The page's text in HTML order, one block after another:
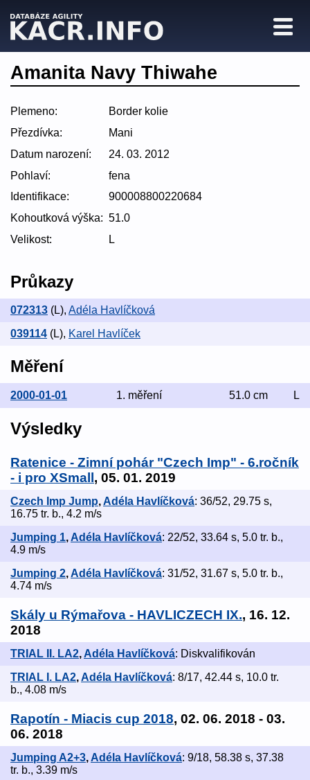
Amanita Navy Thiwahe
Plemeno:
Border kolie
Přezdívka:
Mani
Datum narození:
24. 03. 2012
Pohlaví:
fena
Identifikace:
900008800220684
Kohoutková výška: 51.0
Velikost:
L
Průkazy
072313 (L), Adéla Havlíčková
039114 (L), Karel Havlíček
Měření
2000-01-01 1. měření 51.0 cm L
Výsledky
Ratenice - Zimní pohár "Czech Imp" - 6.ročník
- i pro XSmall , 05. 01. 2019
Czech Imp Jump,Adéla Havlíčková: 36/52, 29.75 s,
16.75 tr. b., 4.2 m/s
Jumping 1, Adéla Havlíčková: 22/52, 33.64 s, 5.0 tr. b.,
4.9 m/s
Jumping 2,Adéla Havlíčková: 31/52, 31.67 s, 5.0 tr. b.,
4.74 m/s
Skály u Rýmařova - HAVLICZECH IX., 16. 12.
2018
TRIAL II. LA2, Adéla Havlíčková: Diskvalifikován
TRIAL I. LA2,Adéla Havlíčková: 8/17, 42.44 s, 10.0 tr.
b., 4.08 m/s
Rapotín - Miacis cup 2018, 02. 06. 2018 - 03.
06. 2018
Jumping A2+3, Adéla Havlíčková: 9/18, 58.38 s, 37.38
tr. b., 3.39 m/s